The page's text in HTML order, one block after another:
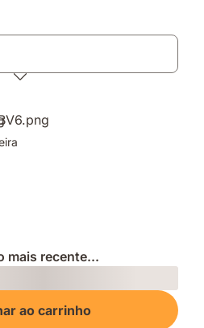
mais recente...
ao carrinho